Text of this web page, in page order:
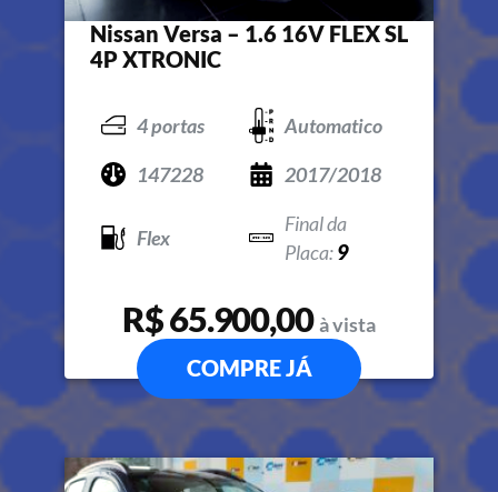
Nissan Versa – 1.6 16V FLEX SL
4P XTRONIC
4 portas
Automatico
147228
2017/2018
Flex
9
R$ 65.900,00à vista
COMPRE JÁ